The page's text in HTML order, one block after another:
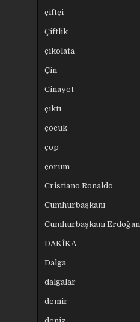
çiftçi
Çiftlik
çikolata
Çin
Cinayet
çıktı
çocuk
çöp
çorum
Cristiano Ronaldo
Cumhurbaşkanı
Cumhurbaşkanı Erdoğan
DAKİKA
Dalga
dalgalar
demir